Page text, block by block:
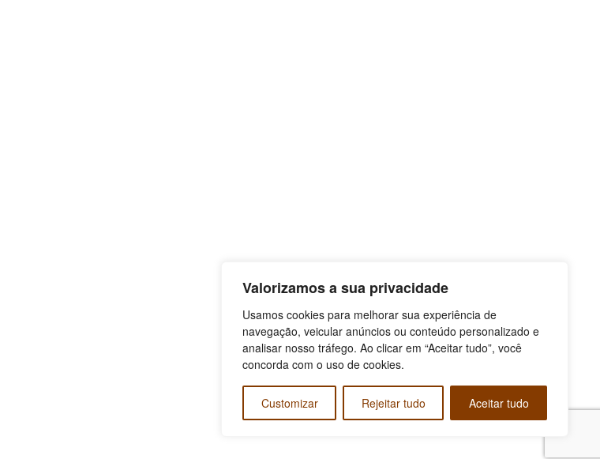
Valorizamos a sua privacidade
Usamos cookies para melhorar sua experiência de
navegação, veicular anúncios ou conteúdo personalizado e
analisar nosso tráfego. Ao clicar em “Aceitar tudo”, você
concorda com o uso de cookies.
Customizar Rejeitar tudo Aceitar tudo